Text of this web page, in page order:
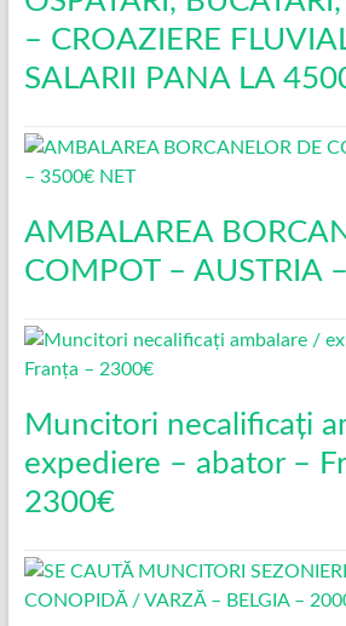
– CROAZIERE
SALARII PANA LA
AMBALAREA
COMPOT – AUSTRIA
Muncitori necalificați
expediere – abator –
2300€